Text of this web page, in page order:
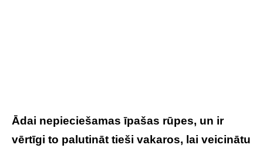
Ādai nepieciešamas īpašas rūpes, un ir
vērtīgi to palutināt tieši vakaros, lai veicinātu